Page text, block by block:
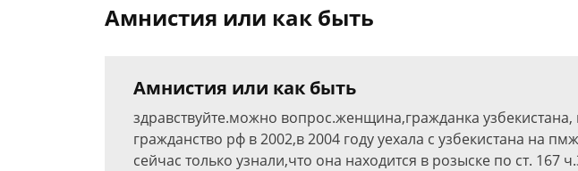
Амнистия или как быть
Амнистия или как быть
здравствуйте.можно вопрос.женщина,гражданка узбекистана,
гражданство рф в 2002,в 2004 году уехала с узбекистана на
сейчас только узнали,что она находится в розыске по ст. 167